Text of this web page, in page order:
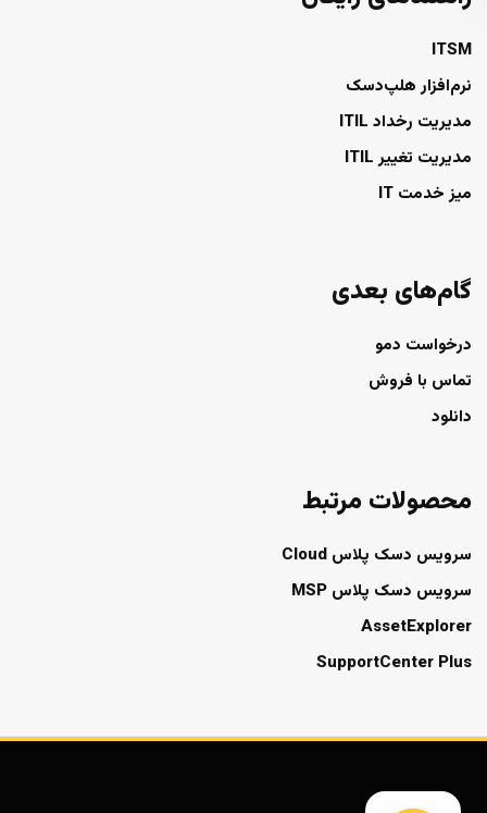
ITSM
نرم‌افزار هلپ‌دسک
مدیریت رخداد ITIL
مدیریت تغییر ITIL
میز خدمت IT
گام‌های بعدی
درخواست دمو
تماس با فروش
دانلود
محصولات مرتبط
سرویس دسک پلاس Cloud
سرویس دسک پلاس MSP
AssetExplorer
SupportCenter Plus